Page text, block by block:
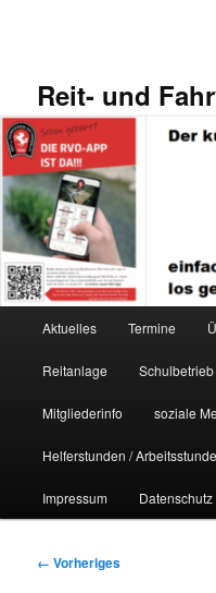
Reit- und
Aktuelles Termine
Reitanlage Schulbetrieb
Mitgliederinfo soziale
Helferstunden /
Impressum Datenschutz
Bilder-
← Vorheriges